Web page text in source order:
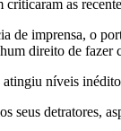
as
de imprensa, o
direito de
níveis
seus detratores,